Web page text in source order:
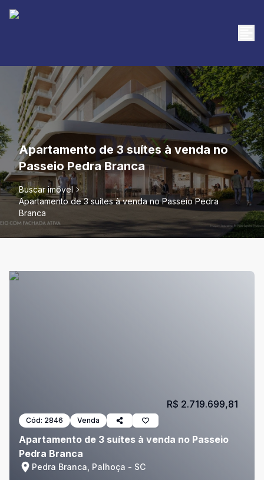
Apartamento de 3 suítes à venda no
Passeio Pedra Branca
Buscar imóvel
Apartamento de 3 suítes à venda no Passeio Pedra
Branca
Cód: 2846 Venda
Apartamento de 3 suítes à venda no Passeio
Pedra Branca
Pedra Branca, Palhoça - SC
R$ 2.719.699,81